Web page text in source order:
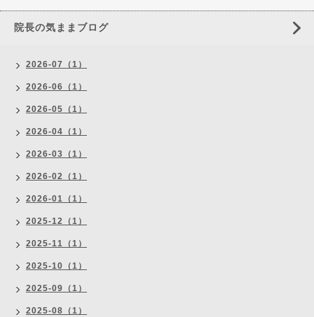
院長の気ままブログ
2026-07（1）
2026-06（1）
2026-05（1）
2026-04（1）
2026-03（1）
2026-02（1）
2026-01（1）
2025-12（1）
2025-11（1）
2025-10（1）
2025-09（1）
2025-08（1）